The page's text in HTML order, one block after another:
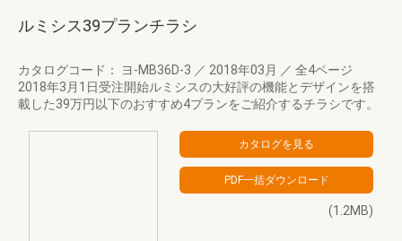
ルミシス39プランチラシ
カタログコード： ヨ-MB36D-3 ／ 2018年03月 ／ 全4ページ
2018年3月1日受注開始ルミシスの大好評の機能とデザインを搭
載した39万円以下のおすすめ4プランをご紹介するチラシです。
(1.2MB)